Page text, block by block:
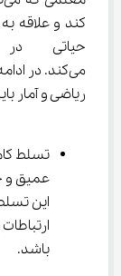
می‌کند. در
ریاضی و آمار باید
تسلط
عمیق و
این
باشد.